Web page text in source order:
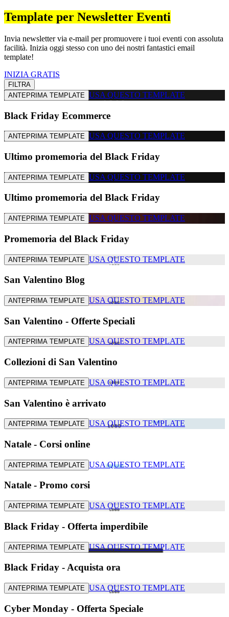
Template per Newsletter Eventi
Invia newsletter via e-mail per promuovere i tuoi eventi con assoluta
facilità. Inizia oggi stesso con uno dei nostri fantastici email
template!
INIZIA GRATIS
FILTRA
ANTEPRIMA TEMPLATE USA QUESTO TEMPLATE
Black Friday Ecommerce
ANTEPRIMA TEMPLATE USA QUESTO TEMPLATE
Ultimo promemoria del Black Friday
ANTEPRIMA TEMPLATE USA QUESTO TEMPLATE
Ultimo promemoria del Black Friday
ANTEPRIMA TEMPLATE USA QUESTO TEMPLATE
Promemoria del Black Friday
ANTEPRIMA TEMPLATE USA QUESTO TEMPLATE
San Valentino Blog
ANTEPRIMA TEMPLATE USA QUESTO TEMPLATE
San Valentino - Offerte Speciali
ANTEPRIMA TEMPLATE USA QUESTO TEMPLATE
Collezioni di San Valentino
ANTEPRIMA TEMPLATE USA QUESTO TEMPLATE
San Valentino è arrivato
ANTEPRIMA TEMPLATE USA QUESTO TEMPLATE
Natale - Corsi online
ANTEPRIMA TEMPLATE USA QUESTO TEMPLATE
Natale - Promo corsi
ANTEPRIMA TEMPLATE USA QUESTO TEMPLATE
Black Friday - Offerta imperdibile
ANTEPRIMA TEMPLATE USA QUESTO TEMPLATE
Black Friday - Acquista ora
ANTEPRIMA TEMPLATE USA QUESTO TEMPLATE
Cyber Monday - Offerta Speciale